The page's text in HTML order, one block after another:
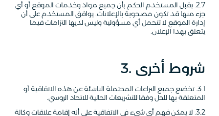
2.7. يقبل المستخدم الحكم بأن جميع مواد وخدمات الموقع أو أي
جزء منها قد تكون مصحوبة بالإعلانات. يوافق المستخدم على أن
إدارة الموقع لا تتحمل أي مسؤولية وليس لديها التزامات فيما
يتعلق بهذا الإعلان.
3. شروط أخرى
3.1. تخضع جميع النزاعات المحتملة الناشئة عن هذه الاتفاقية أو
المتعلقة بها للحل وفقا للتشريعات الحالية للاتحاد الروسي.
3.2. لا يمكن فهم أي شيء في الاتفاقية على أنه إقامة علاقات وكالة